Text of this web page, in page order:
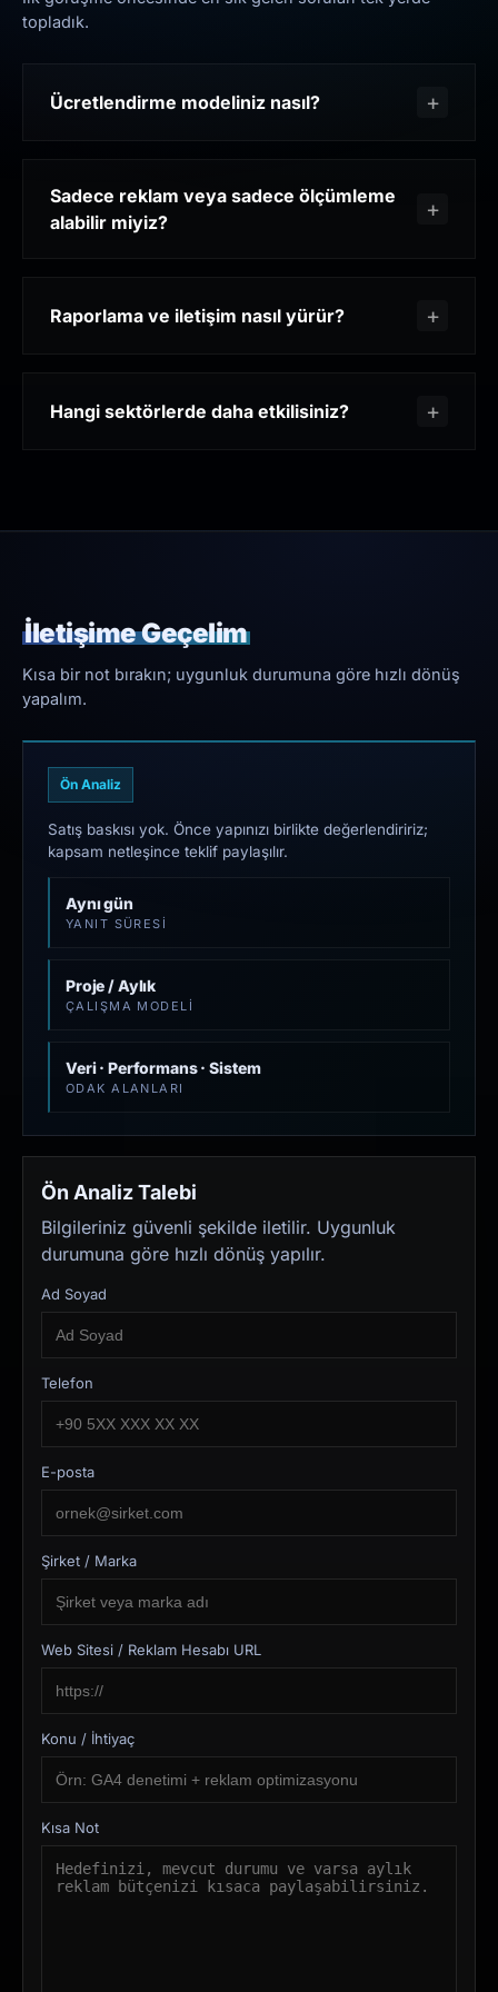
topladık.
Ücretlendirme modeliniz nasıl?
Sadece reklam veya sadece ölçümleme
alabilir miyiz?
Raporlama ve iletişim nasıl yürür?
Hangi sektörlerde daha etkilisiniz?
İletişime Geçelim
Kısa bir not bırakın; uygunluk durumuna göre hızlı dönüş
yapalım.
Ön Analiz
Satış baskısı yok. Önce yapınızı birlikte değerlendiririz;
kapsam netleşince teklif paylaşılır.
Aynı gün
YANIT SÜRESI
Proje / Aylık
ÇALIŞMA MODELI
Veri · Performans · Sistem
ODAK ALANLARI
Ön Analiz Talebi
Bilgileriniz güvenli şekilde iletilir. Uygunluk
durumuna göre hızlı dönüş yapılır.
Ad Soyad
Telefon
E-posta
Şirket / Marka
Web Sitesi / Reklam Hesabı URL
Konu / İhtiyaç
Kısa Not